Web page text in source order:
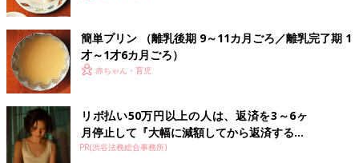
簡単プリン （離乳後期 9～11カ月ごろ／離乳完了期 1
才～1才6カ月ごろ）
赤ちゃん・育児
リボ払い50万円以上の人は、返済を3～6ヶ
月停止して『大幅に減額してから返済する...
PR(渋谷法務総合事務所)